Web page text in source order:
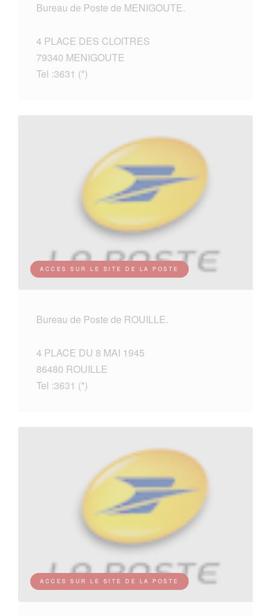
Bureau de Poste de MENIGOUTE.
4 PLACE DES CLOITRES
79340 MENIGOUTE
Tel :3631 (*)
ACCES SUR LE SITE DE LA POSTE
Bureau de Poste de ROUILLE.
4 PLACE DU 8 MAI 1945
86480 ROUILLE
Tel :3631 (*)
ACCES SUR LE SITE DE LA POSTE